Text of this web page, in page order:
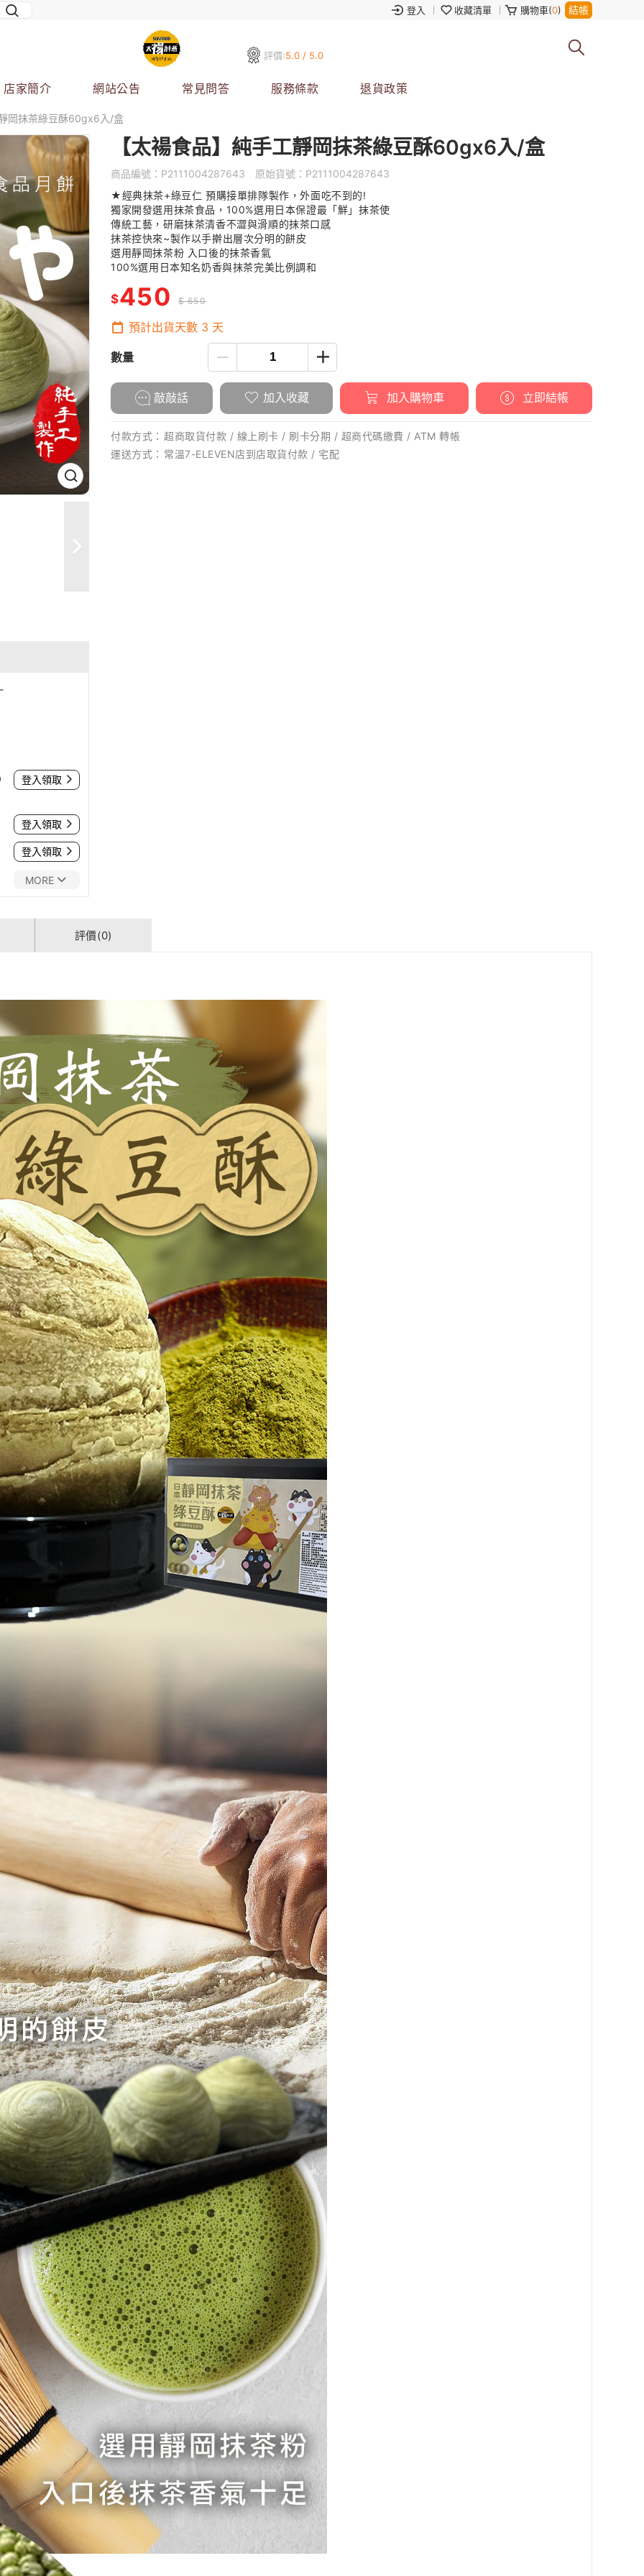
登入 收藏清單 購物車(0) 結帳
評價:5.0 / 5.0
店家簡介 網站公告 常見問答 服務條款 退貨政策
岡抹茶綠豆酥60gx6入/盒
登入領取
登入領取
登入領取
MORE
【太禓食品】純手工靜岡抹茶綠豆酥60gx6入/盒
商品編號： P2111004287643 原始貨號： P2111004287643
★經典抹茶+綠豆仁 預購接單排隊製作，外面吃不到的!
獨家開發選用抹茶食品，100%選用日本保證最「鮮」抹茶使
傳統工藝，研磨抹茶清香不澀與滑順的抹茶口感
抹茶控快來~製作以手擀出層次分明的餅皮
選用靜岡抹茶粉 入口後的抹茶香氣
100%選用日本知名奶香與抹茶完美比例調和
$450 $ 650
預計出貨天數 3 天
數量
敲敲話 加入收藏 加入購物車 立即結帳
付款方式： 超商取貨付款 / 線上刷卡 / 刷卡分期 / 超商代碼繳費 / ATM 轉帳
運送方式： 常溫7-ELEVEN店到店取貨付款 / 宅配
評價(0)